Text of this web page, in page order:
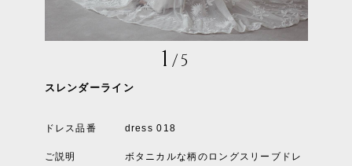
1 / 5
スレンダーライン
ドレス品番 dress 018
ご説明
ボタニカルな柄のロングスリーブドレ